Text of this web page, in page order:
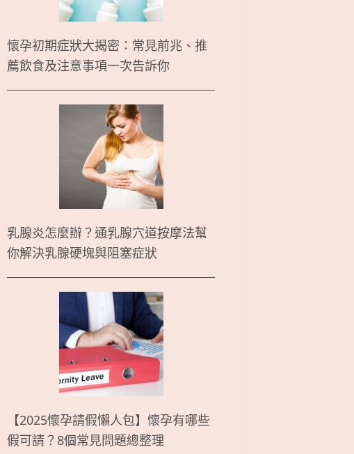
懷孕初期症狀大揭密：常見前兆、推
薦飲食及注意事項一次告訴你
乳腺炎怎麼辦？通乳腺穴道按摩法幫
你解決乳腺硬塊與阻塞症狀
【2025懷孕請假懶人包】懷孕有哪些
假可請？8個常見問題總整理